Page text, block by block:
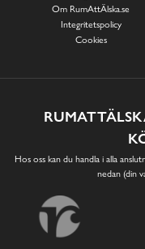
Om RumAttÄlska.se
Integritetspolicy
Cookies
Hos oss kan du handla i alla
nedan (din